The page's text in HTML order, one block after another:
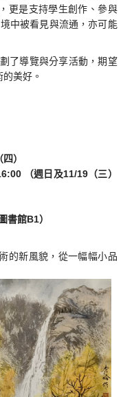
更是支持學生創作、參與
中被看見與流通，亦可能
了導覽與分享活動，期望
美好。
）
（週日及11/19（三）
書館B1）
的新風貌，從一幅幅小品